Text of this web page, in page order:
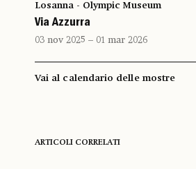
Losanna - Olympic Museum
Via Azzurra
03 nov 2025 – 01 mar 2026
Vai al calendario delle mostre
ARTICOLI CORRELATI